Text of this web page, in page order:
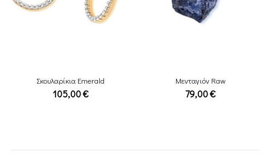
Σκουλαρίκια Emerald
105,00€
Μενταγιόν Raw
79,00€